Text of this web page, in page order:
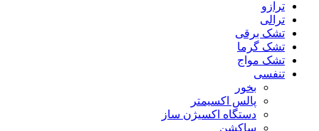
ترازو
ترالی
تشک برقی
تشک گرما
تشک مواج
تنفسی
بخور
پالس اکسیمتر
دستگاه اکسیژن ساز
ساکشن